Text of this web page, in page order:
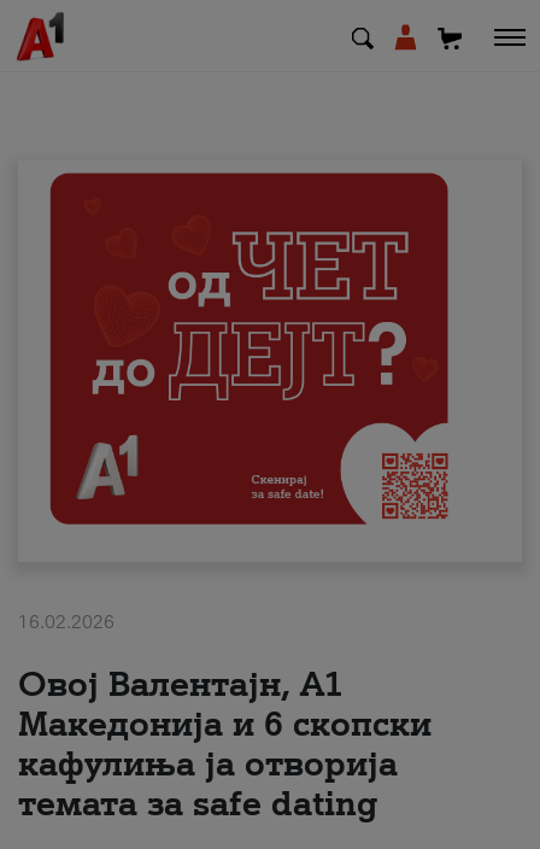
Деловни
Поддршка
Надополни кредит
Плати сметка
#ПодобарОнлајн
16.02.2026
Овој Валентајн, A1
Македонија и 6 скопски
кафулиња ја отворија
темата за safe dating